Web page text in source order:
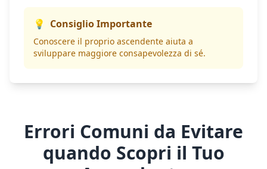
💡 Consiglio Importante
Conoscere il proprio ascendente aiuta a
sviluppare maggiore consapevolezza di sé.
Errori Comuni da Evitare
quando Scopri il Tuo